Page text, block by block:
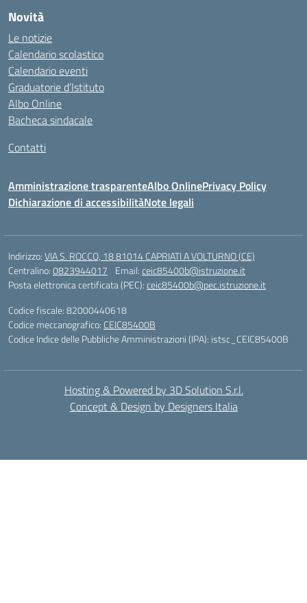
Novità
Le notizie
Calendario scolastico
Calendario eventi
Graduatorie d’Istituto
Albo Online
Bacheca sindacale
Contatti
Amministrazione trasparenteAlbo OnlinePrivacy Policy
Dichiarazione di accessibilitàNote legali
Indirizzo:VIA S. ROCCO, 18 81014 CAPRIATI A VOLTURNO (CE)
Centralino:0823944017 Email:ceic85400b@istruzione.it
Posta elettronica certificata (PEC):ceic85400b@pec.istruzione.it
Codice fiscale: 82000440618
Codice meccanografico: CEIC85400B
Codice Indice delle Pubbliche Amministrazioni (IPA): istsc_CEIC85400B
Hosting & Powered by 3D Solution S.r.l.
Concept & Design by Designers Italia